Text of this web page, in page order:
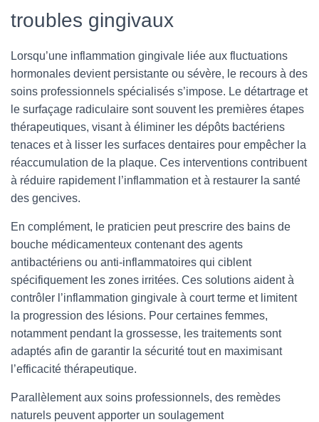
troubles gingivaux
Lorsqu’une inflammation gingivale liée aux fluctuations
hormonales devient persistante ou sévère, le recours à des
soins professionnels spécialisés s’impose. Le détartrage et
le surfaçage radiculaire sont souvent les premières étapes
thérapeutiques, visant à éliminer les dépôts bactériens
tenaces et à lisser les surfaces dentaires pour empêcher la
réaccumulation de la plaque. Ces interventions contribuent
à réduire rapidement l’inflammation et à restaurer la santé
des gencives.
En complément, le praticien peut prescrire des bains de
bouche médicamenteux contenant des agents
antibactériens ou anti-inflammatoires qui ciblent
spécifiquement les zones irritées. Ces solutions aident à
contrôler l’inflammation gingivale à court terme et limitent
la progression des lésions. Pour certaines femmes,
notamment pendant la grossesse, les traitements sont
adaptés afin de garantir la sécurité tout en maximisant
l’efficacité thérapeutique.
Parallèlement aux soins professionnels, des remèdes
naturels peuvent apporter un soulagement